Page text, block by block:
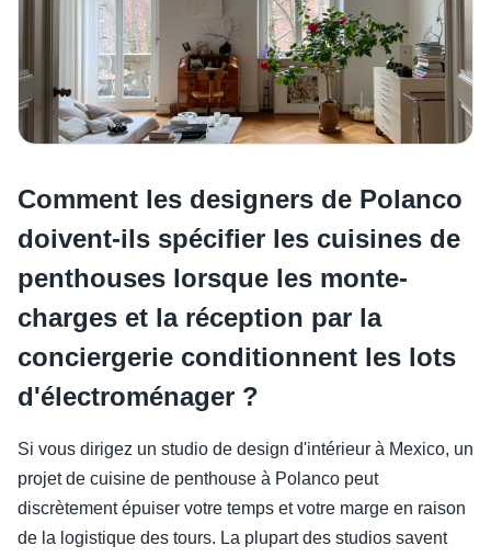
Comment les designers de Polanco
doivent-ils spécifier les cuisines de
penthouses lorsque les monte-
charges et la réception par la
conciergerie conditionnent les lots
d'électroménager ?
Si vous dirigez un studio de design d'intérieur à Mexico, un
projet de cuisine de penthouse à Polanco peut
discrètement épuiser votre temps et votre marge en raison
de la logistique des tours. La plupart des studios savent